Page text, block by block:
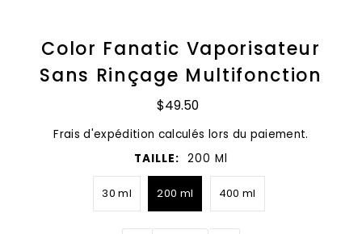
Color Fanatic Vaporisateur
Sans Rinçage Multifonction
$49.50
Frais d'expédition calculés lors du paiement.
TAILLE: 200 Ml
30 ml 200 ml 400 ml